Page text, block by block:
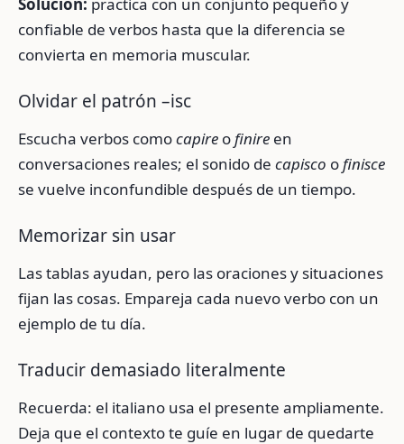
confiable de verbos hasta que la diferencia se
convierta en memoria muscular.
Olvidar el patrón –isc
Escucha verbos comocapire ofinire en
conversaciones reales; el sonido de capisco ofinisce
se vuelve inconfundible después de un tiempo.
Memorizar sin usar
Las tablas ayudan, pero las oraciones y situaciones
fijan las cosas. Empareja cada nuevo verbo con un
ejemplo de tu día.
Traducir demasiado literalmente
Recuerda: el italiano usa el presente ampliamente.
Deja que el contexto te guíe en lugar de quedarte